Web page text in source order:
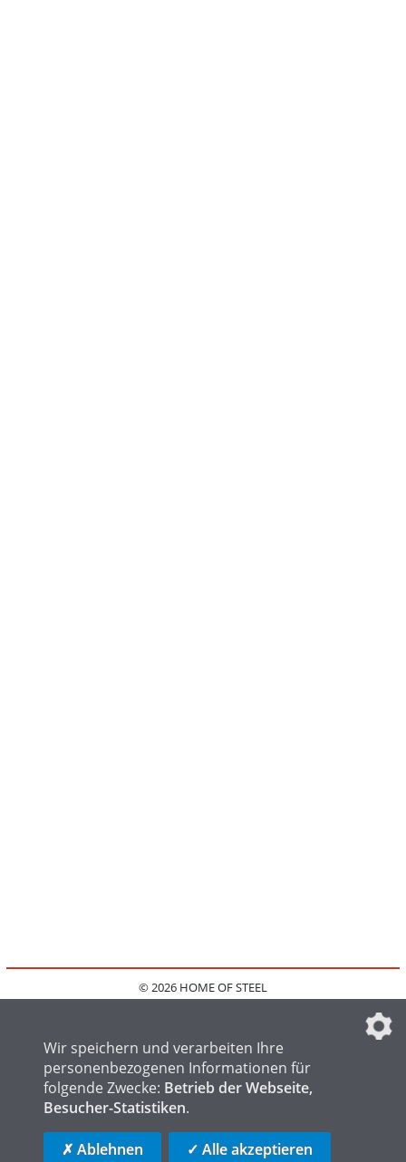
© 2026 HOME OF STEEL
IMPRESSUM
FAQ
DATENSCHUTZEINSTELLUNGEN
HOME OF LOGISTICS
Wir speichern und verarbeiten Ihre
personenbezogenen Informationen für
folgende Zwecke: Betrieb der Webseite,
Besucher-Statistiken.
✗ Ablehnen ✓ Alle akzeptieren